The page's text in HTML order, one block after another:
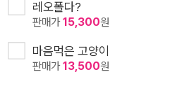
레오폴다?
판매가15,300원
마음먹은 고양이
판매가13,500원